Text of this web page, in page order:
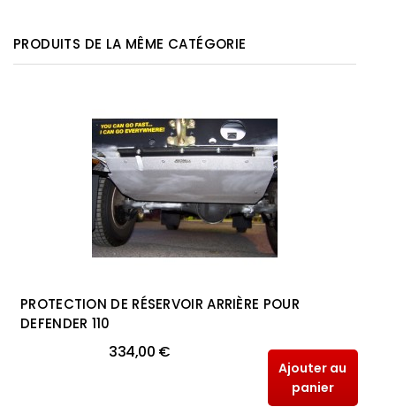
PRODUITS DE LA MÊME CATÉGORIE
PROTECTION DE RÉSERVOIR ARRIÈRE POUR
DEFENDER 110
334,00 €
Ajouter au
panier